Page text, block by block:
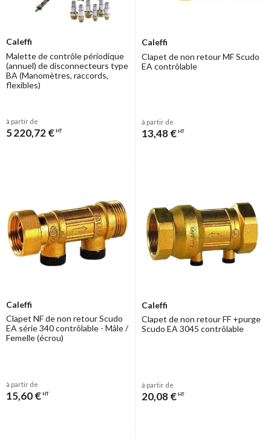
Caleffi
Malette de contrôle périodique
(annuel) de disconnecteurs type
BA (Manomètres, raccords,
flexibles)
à partir de
5 220,72 € HT
Caleffi
Clapet de non retour MF Scudo
EA contrôlable
à partir de
13,48 € HT
Caleffi
Clapet NF de non retour Scudo
EA série 340 contrôlable - Mâle /
Femelle (écrou)
à partir de
15,60 € HT
Caleffi
Clapet de non retour FF +purge
Scudo EA 3045 contrôlable
à partir de
20,08 € HT